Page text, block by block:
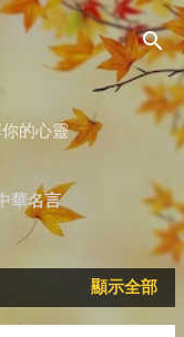
的心靈
華名言
顯示全部